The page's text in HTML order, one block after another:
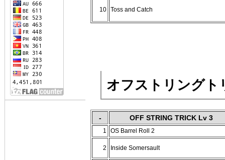
10 Toss and Catch
オフストリングト
- OFF STRING TRICK Lv 3
1 OS Barrel Roll 2
2 Inside Somersault